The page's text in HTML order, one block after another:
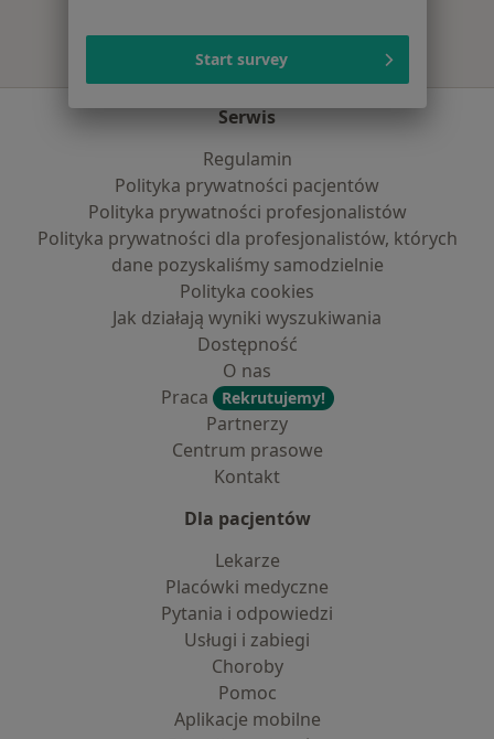
Serwis
Regulamin
Polityka prywatności pacjentów
Polityka prywatności profesjonalistów
Polityka prywatności dla profesjonalistów, których
dane pozyskaliśmy samodzielnie
Polityka cookies
Jak działają wyniki wyszukiwania
Dostępność
O nas
Praca
Rekrutujemy!
Partnerzy
Centrum prasowe
Kontakt
Dla pacjentów
Lekarze
Placówki medyczne
Pytania i odpowiedzi
Usługi i zabiegi
Choroby
Pomoc
Aplikacje mobilne
Start survey